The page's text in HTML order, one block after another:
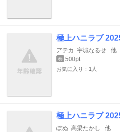
極上ハニラブ
アテカ 宇城なるせ 他
巻 500pt
お気に入り：1人
極上ハニラブ
ぽぬ 高梁たかし 他